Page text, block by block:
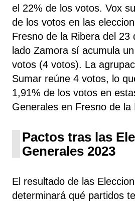
el 22% de los votos. Vox
de los votos en las
Fresno de la Ribera del 23
lado Zamora sí acumula
votos (4 votos). La
Sumar reúne 4 votos, lo
1,91% de los votos en
Generales en Fresno de la
Pactos tras las
Generales 2023
El resultado de las
determinará qué partidos